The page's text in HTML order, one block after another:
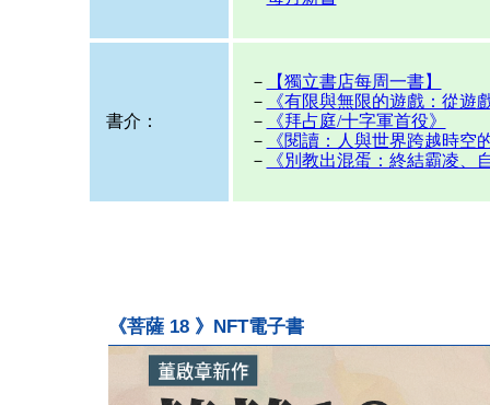
書介：
－
【獨立書店每周一書】
－
《有限與無限的遊戲：從遊
－
《拜占庭/十字軍首役》
－
《閱讀：人與世界跨越時空
－
《別教出混蛋：終結霸凌、
《菩薩 18 》NFT電子書